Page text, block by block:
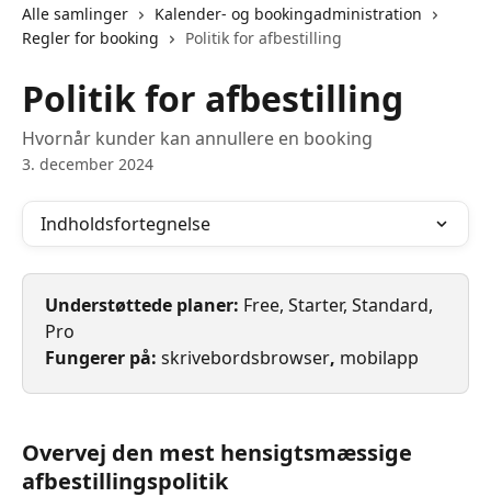
Alle samlinger
Kalender- og bookingadministration
Regler for booking
Politik for afbestilling
Politik for afbestilling
Hvornår kunder kan annullere en booking
3. december 2024
Indholdsfortegnelse
Understøttede planer: Free, Starter, Standard,
Pro
Fungerer på: skrivebordsbrowser, mobilapp
Overvej den mest hensigtsmæssige
afbestillingspolitik